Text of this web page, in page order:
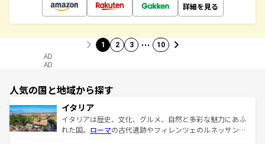
詳細を見る
1 2 3 … 10
AD
AD
人気の国と地域から探す
イタリア
イタリアは歴史、文化、グルメ、自然と多彩な魅力にあふ
れた国。 ローマの古代遺跡やフィレンツェのルネッサンス